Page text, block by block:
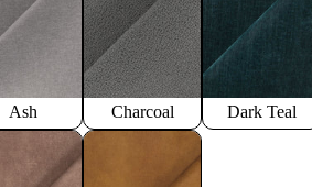
Ash Charcoal Dark Teal